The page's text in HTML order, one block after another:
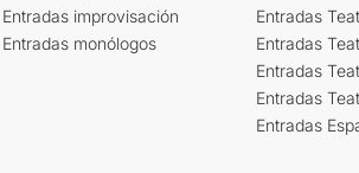
Entradas improvisación
Entradas monólogos
Entradas
Entradas
Entradas
Entradas
Entradas